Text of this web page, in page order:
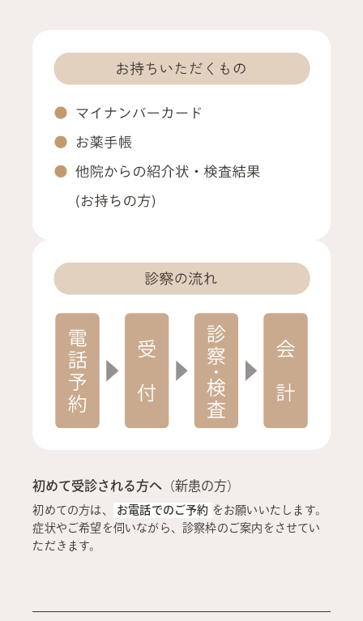
患者様やご家族、当院のスタッフ、その他来院者などを感染症
の危険から守り、安全に過ごしていただくため、感染対策に積
外来感染対策向上加算の届出医療機関において、発熱・呼吸器
症状等、その他感染症を疑わせる症状を呈する患者様に対して
外来・在宅ベースアップ評価料（Ⅰ）
を行っています
・オンライン請求を行っています。
・オンライン資格確認システムにより取得した医療情報を、診
察室で閲覧または活用し診療できる態勢を整えています。
・マイナ保険証の使用に関して、一定程度の実績を有していま
当院の見やすい場所に掲示およびホームページに掲載してい
ます。
・電子処せんの発行については、現在整備中です。
・電子カルテ情報共有サービスの活用体制については、現在整
初めて受診される方へ （新患の方）
初めての方は、 お電話でのご予約 をお願いいたします。
症状やご希望を伺いながら、診察枠のご案内をさせてい
ただきます。